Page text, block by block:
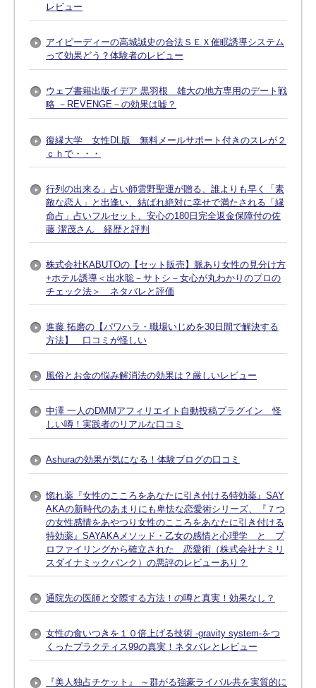
レビュー
アイピーディーの高城誠史の合法ＳＥＸ催眠誘導システム
って効果どう？体験者のレビュー
ウェブ書籍出版イデア 黒羽根 雄大の地方専用のデート戦
略 －REVENGE－の効果は嘘？
復縁大学 女性DL版 無料メールサポート付きのスレが２
ｃｈで・・・
行列の出来る」占い師雲野聖運が贈る、誰よりも早く「素
敵な恋人」と出逢い、結ばれ絶対に幸せで満たされる「縁
命占」占いフルセット、安心の180日完全返金保障付の佐
藤 潔茂さん 経歴と評判
株式会社KABUTOの【セット販売】脈あり女性の見分け方
+ホテル誘導＜出水聡－サトシ－女心が丸わかりのプロの
チェック法＞ ネタバレと評価
進藤 拓磨の【パワハラ・職場いじめを30日間で解決する
方法】 口コミが怪しい
風俗とお金の悩み解消法の効果は？厳しいレビュー
中澤 一人のDMMアフィリエイト自動投稿プラグイン 怪
しい噂！実践者のリアルな口コミ
Ashuraの効果が気になる！体験ブログの口コミ
惚れ薬『女性のこころをあなたに引き付ける特効薬』SAY
AKAの新時代のあまりにも卑怯な恋愛術シリーズ、『７つ
の女性感情をあやつり女性のこころをあなたに引き付ける
特効薬』SAYAKAメソッド・乙女の感情と心理学 と プ
ロファイリングから確立された 恋愛術（株式会社ナミリ
スダイナミックバンク）の悪評のレビューあり？
通院先の医師と交際する方法！の噂と真実！効果なし？
女性の食いつきを１０倍上げる技術 -gravity system-をつ
くったプラクティス99の真実！ネタバレとレビュー
『美人独占チケット』 ～群がる強豪ライバル共を実質的に